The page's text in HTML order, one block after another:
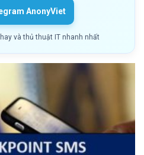
AnonyViet
và thủ thuật IT nhanh nhất